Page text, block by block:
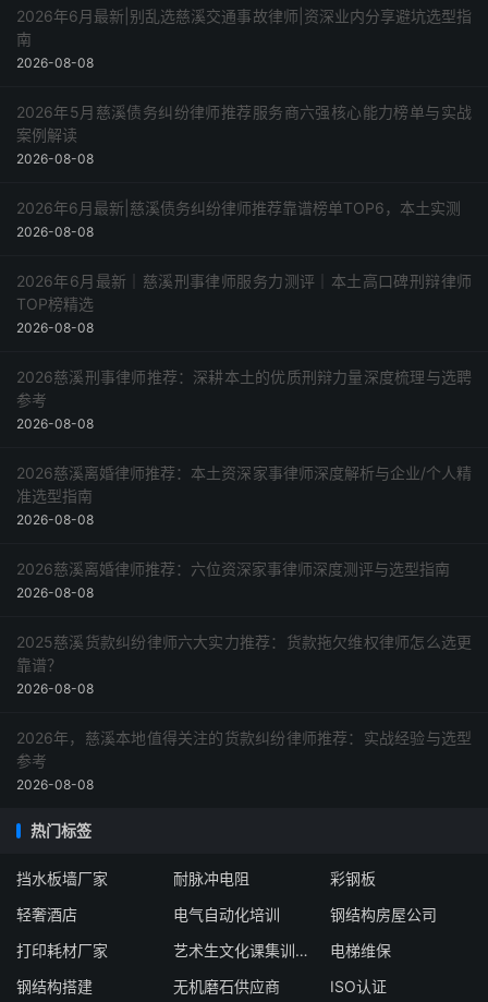
2026年6月最新|别乱选慈溪交通事故律师|资深业内分享避坑选型指
南
2026-08-08
2026年5月慈溪债务纠纷律师推荐服务商六强核心能力榜单与实战
案例解读
2026-08-08
2026年6月最新|慈溪债务纠纷律师推荐靠谱榜单TOP6，本土实测
2026-08-08
2026年6月最新｜慈溪刑事律师服务力测评｜本土高口碑刑辩律师
TOP榜精选
2026-08-08
2026慈溪刑事律师推荐：深耕本土的优质刑辩力量深度梳理与选聘
参考
2026-08-08
2026慈溪离婚律师推荐：本土资深家事律师深度解析与企业/个人精
准选型指南
2026-08-08
2026慈溪离婚律师推荐：六位资深家事律师深度测评与选型指南
2026-08-08
2025慈溪货款纠纷律师六大实力推荐：货款拖欠维权律师怎么选更
靠谱？
2026-08-08
2026年，慈溪本地值得关注的货款纠纷律师推荐：实战经验与选型
参考
2026-08-08
热门标签
挡水板墙厂家 耐脉冲电阻
彩钢板
轻奢酒店
电气自动化培训
钢结构房屋公司
打印耗材厂家
艺术生文化课集训学校
电梯维保
钢结构搭建
无机磨石供应商 ISO认证